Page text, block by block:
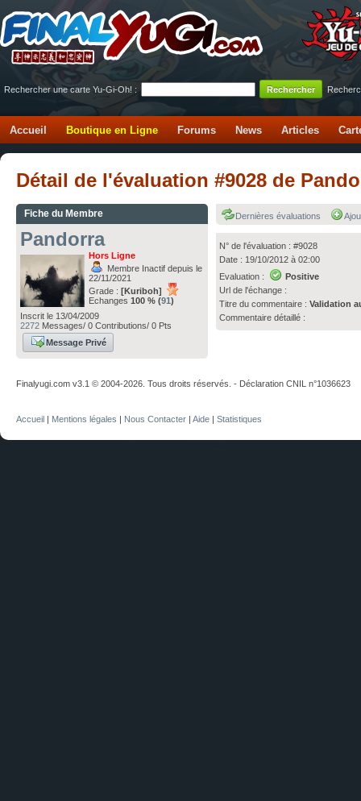
Rechercher une carte Yu-Gi-Oh! :
Accueil Boutique en Ligne Forums News Articles
Détail de l'évaluation #9028 de
Fiche du Membre
Pandorra
Hors Ligne
Membre Inactif depuis le
22/11/2021
Grade : [Kuriboh]
Echanges 100 % (91)
Inscrit le 13/04/2009
2272 Messages/ 0 Contributions/ 0 Pts
Message Privé
Dernières évaluations
N° de l'évaluation : #9028
Date : 19/10/2012 à 02:00
Evaluation :
Positive
Url de l'échange :
Titre du commentaire :Validation
Commentaire détaillé :
Finalyugi.com v3.1 © 2004-2026. Tous droits réservés. - Déclaration CNIL n°1036623
Accueil | Mentions légales | Nous Contacter | Aide | Statistiques